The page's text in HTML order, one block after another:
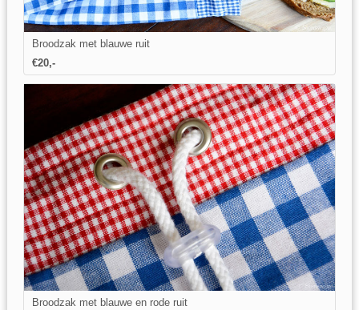
Broodzak met blauwe ruit
€20,-
Broodzak met blauwe en rode ruit